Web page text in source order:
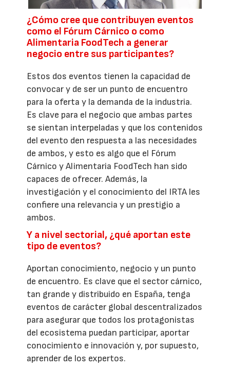
¿Cómo cree que contribuyen eventos
como el Fórum Cárnico o como
Alimentaria FoodTech a generar
negocio entre sus participantes?
Estos dos eventos tienen la capacidad de
convocar y de ser un punto de encuentro
para la oferta y la demanda de la industria.
Es clave para el negocio que ambas partes
se sientan interpeladas y que los contenidos
del evento den respuesta a las necesidades
de ambos, y esto es algo que el Fórum
Cárnico y Alimentaria FoodTech han sido
capaces de ofrecer. Además, la
investigación y el conocimiento del IRTA les
confiere una relevancia y un prestigio a
ambos.
Y a nivel sectorial, ¿qué aportan este
tipo de eventos?
Aportan conocimiento, negocio y un punto
de encuentro. Es clave que el sector cárnico,
tan grande y distribuido en España, tenga
eventos de carácter global descentralizados
para asegurar que todos los protagonistas
del ecosistema puedan participar, aportar
conocimiento e innovación y, por supuesto,
aprender de los expertos.